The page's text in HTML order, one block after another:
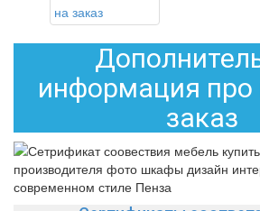
информация про
заказ